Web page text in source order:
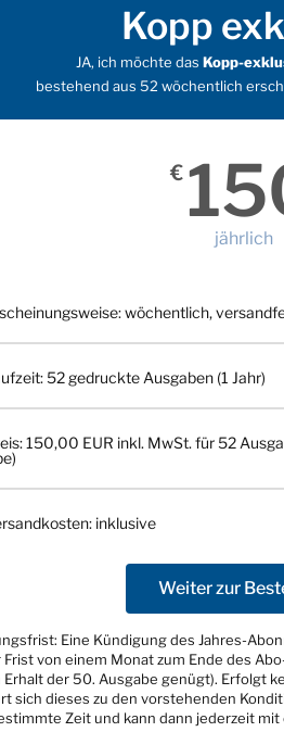
Kopp
JA, ich möchte das Kopp-
bestehend aus 52 wöchentlich
€
jährlich
wöchentlich,
52 gedruckte Ausgaben (1 Jahr)
150,00 EUR inkl. MwSt. für 52
inklusive
Weiter zur
Eine Kündigung des Jahres-
Frist von einem Monat zum Ende des
Erhalt der 50. Ausgabe genügt). Erfolgt
sich dieses zu den vorstehenden
Zeit und kann dann jederzeit